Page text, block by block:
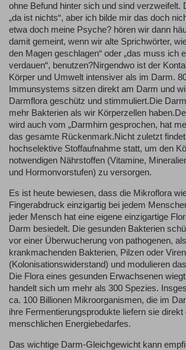
ohne Befund hinter sich und sind verzweifelt.
„da ist nichts“, aber ich bilde mir das doch
etwa doch meine Psyche? hören wir dann
damit gemeint, wenn wir alte Sprichwörter,
den Magen geschlagen“ oder „das muss ich
verdauen“, benutzen?Nirgendwo ist der
Körper und Umwelt intensiver als im Darm.
Immunsystems sitzen direkt am Darm und
Darmflora geschütz und stimmuliert.Die
mehr Bakterien als wir Körperzellen
wird auch vom „Darmhirn gesprochen, hat
das gesamte Rückenmark.Nicht zuletzt
hochselektive Stoffaufnahme statt, um den
notwendigen Nährstoffen (Vitamine,
und Hormonvorstufen) zu versorgen.
Es ist heute bewiesen, dass die Mikroflora
Fingerabdruck einzigartig bei jedem
jeder Mensch hat eine eigene einzigartige
Darm besiedelt. Die gesunden Bakterien
vor einer Überwucherung von pathogenen,
krankmachenden Bakterien, Pilzen oder Viren
(Kolonisationswiderstand) und modulieren
Die Flora eines gesunden Erwachsenen
handelt sich um mehr als 300 Spezies.
ca. 100 Billionen Mikroorganismen, die im
ihre Fermentierungsprodukte liefern sie direkt
menschlichen Energiebedarfes.
Das wichtige Darm-Gleichgewicht kann